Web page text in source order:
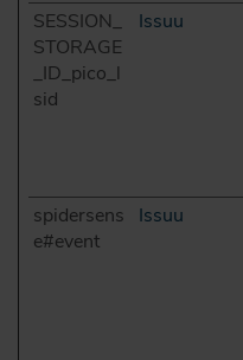
SESSION_
STORAGE
_ID_pico_l
sid
Issuu
spidersens
e#event
Issuu